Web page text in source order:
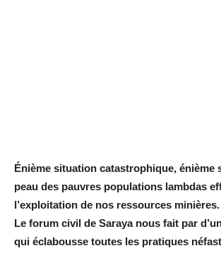
Énième situation catastrophique, énième
peau des pauvres populations lambdas
l’exploitation de nos ressources minières.
Le forum civil de Saraya nous fait par
qui éclabousse toutes les pratiques